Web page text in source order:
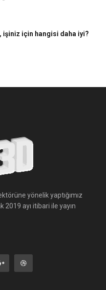
işiniz için hangisi daha iyi?
yönelik yaptığımız
2019 ayı itibari ile yayın